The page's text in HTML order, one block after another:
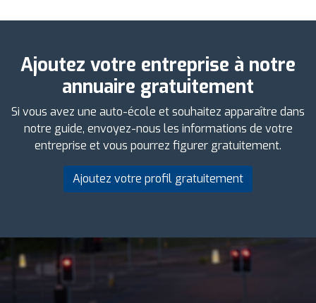
Ajoutez votre entreprise à notre
annuaire gratuitement
Si vous avez une auto-école et souhaitez apparaître dans
notre guide, envoyez-nous les informations de votre
entreprise et vous pourrez figurer gratuitement.
Ajoutez votre profil gratuitement